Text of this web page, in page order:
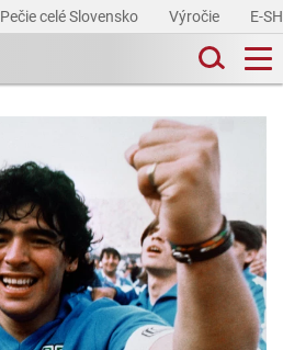
Pečie celé Slovensko Výročie E-